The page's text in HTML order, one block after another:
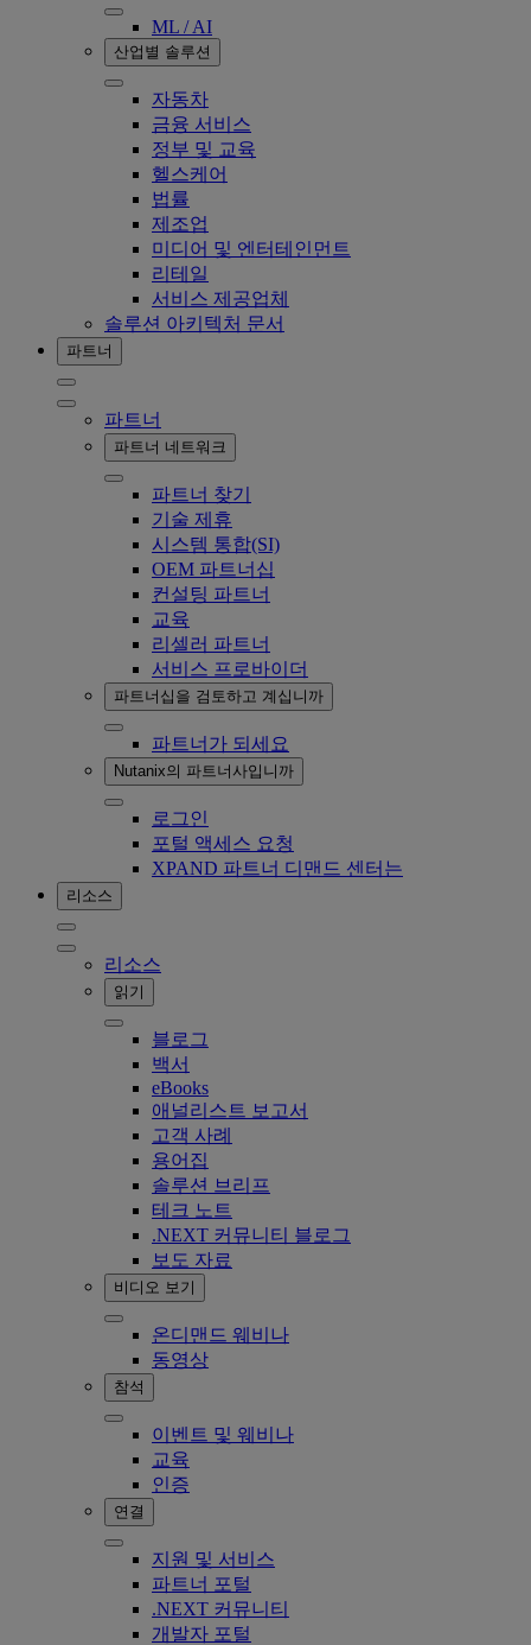
ML / AI
산업별 솔루션
자동차
금융 서비스
정부 및 교육
헬스케어
법률
제조업
미디어 및 엔터테인먼트
리테일
서비스 제공업체
솔루션 아키텍처 문서
파트너
파트너
파트너 네트워크
파트너 찾기
기술 제휴
시스템 통합(SI)
OEM 파트너십
컨설팅 파트너
교육
리셀러 파트너
서비스 프로바이더
파트너십을 검토하고 계십니까
파트너가 되세요
Nutanix의 파트너사입니까
로그인
포털 액세스 요청
XPAND 파트너 디맨드 센터는
리소스
리소스
읽기
블로그
백서
eBooks
애널리스트 보고서
고객 사례
용어집
솔루션 브리프
테크 노트
.NEXT 커뮤니티 블로그
보도 자료
비디오 보기
온디맨드 웨비나
동영상
참석
이벤트 및 웨비나
교육
인증
연결
지원 및 서비스
파트너 포털
.NEXT 커뮤니티
개발자 포털